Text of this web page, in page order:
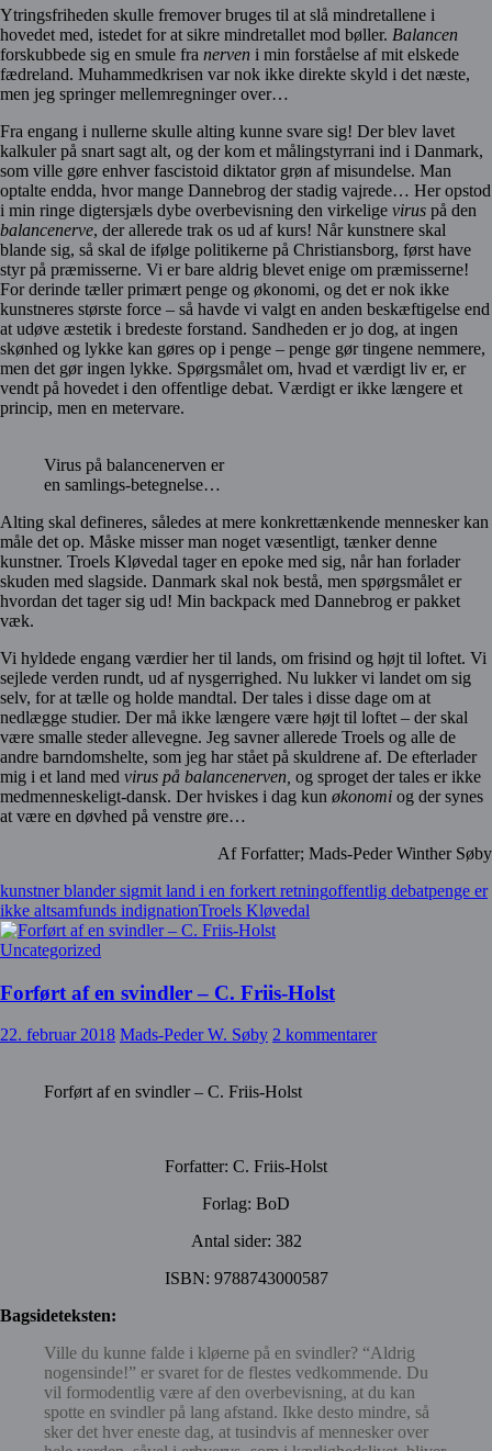
Ytringsfriheden skulle fremover bruges til at slå mindretallene i
hovedet med, istedet for at sikre mindretallet mod bøller. Balancen
forskubbede sig en smule fra nerven i min forståelse af mit elskede
fædreland. Muhammedkrisen var nok ikke direkte skyld i det næste,
men jeg springer mellemregninger over…
Fra engang i nullerne skulle alting kunne svare sig! Der blev lavet
kalkuler på snart sagt alt, og der kom et målingstyrrani ind i Danmark,
som ville gøre enhver fascistoid diktator grøn af misundelse. Man
optalte endda, hvor mange Dannebrog der stadig vajrede… Her opstod
i min ringe digtersjæls dybe overbevisning den virkelige virus på den
balancenerve, der allerede trak os ud af kurs! Når kunstnere skal
blande sig, så skal de ifølge politikerne på Christiansborg, først have
styr på præmisserne. Vi er bare aldrig blevet enige om præmisserne!
For derinde tæller primært penge og økonomi, og det er nok ikke
kunstneres største force – så havde vi valgt en anden beskæftigelse end
at udøve æstetik i bredeste forstand. Sandheden er jo dog, at ingen
skønhed og lykke kan gøres op i penge – penge gør tingene nemmere,
men det gør ingen lykke. Spørgsmålet om, hvad et værdigt liv er, er
vendt på hovedet i den offentlige debat. Værdigt er ikke længere et
princip, men en metervare.
Virus på balancenerven er
en samlings-betegnelse…
Alting skal defineres, således at mere konkrettænkende mennesker kan
måle det op. Måske misser man noget væsentligt, tænker denne
kunstner. Troels Kløvedal tager en epoke med sig, når han forlader
skuden med slagside. Danmark skal nok bestå, men spørgsmålet er
hvordan det tager sig ud! Min backpack med Dannebrog er pakket
væk.
Vi hyldede engang værdier her til lands, om frisind og højt til loftet. Vi
sejlede verden rundt, ud af nysgerrighed. Nu lukker vi landet om sig
selv, for at tælle og holde mandtal. Der tales i disse dage om at
nedlægge studier. Der må ikke længere være højt til loftet – der skal
være smalle steder allevegne. Jeg savner allerede Troels og alle de
andre barndomshelte, som jeg har stået på skuldrene af. De efterlader
mig i et land med virus på balancenerven, og sproget der tales er ikke
medmenneskeligt-dansk. Der hviskes i dag kun økonomi og der synes
at være en døvhed på venstre øre…
Af Forfatter; Mads-Peder Winther Søby
kunstner blander sigmit land i en forkert retningoffentlig debatpenge er
ikke altsamfunds indignationTroels Kløvedal
Uncategorized
Forført af en svindler – C. Friis-Holst
22. februar 2018 Mads-Peder W. Søby 2 kommentarer
Forført af en svindler – C. Friis-Holst
Forfatter: C. Friis-Holst
Forlag: BoD
Antal sider: 382
ISBN: 9788743000587
Bagsideteksten:
Ville du kunne falde i kløerne på en svindler? “Aldrig
nogensinde!” er svaret for de flestes vedkommende. Du
vil formodentlig være af den overbevisning, at du kan
spotte en svindler på lang afstand. Ikke desto mindre, så
sker det hver eneste dag, at tusindvis af mennesker over